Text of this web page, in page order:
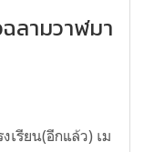
ลามวาฬมา
เรียน(อีกแล้ว) เม